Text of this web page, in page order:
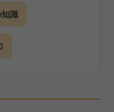
上げていきまし
識